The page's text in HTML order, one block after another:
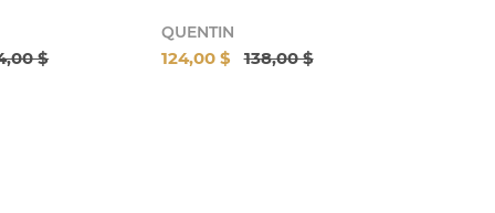
$
QUENTIN
124,00 $ 138,00 $